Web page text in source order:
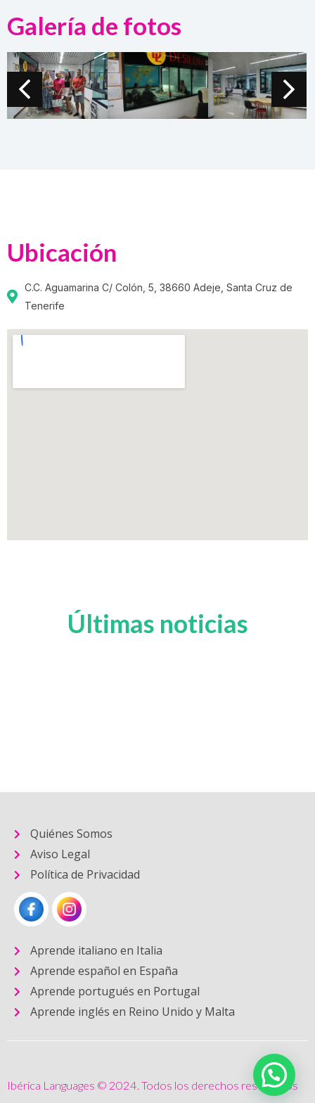
Galería de fotos
Ubicación
C.C. Aguamarina C/ Colón, 5, 38660 Adeje, Santa Cruz de
Tenerife
Últimas noticias
Quiénes Somos
Aviso Legal
Política de Privacidad
Aprende italiano en Italia
Aprende español en España
Aprende portugués en Portugal
Aprende inglés en Reino Unido y Malta
Ibérica Languages © 2024. Todos los derechos reservados